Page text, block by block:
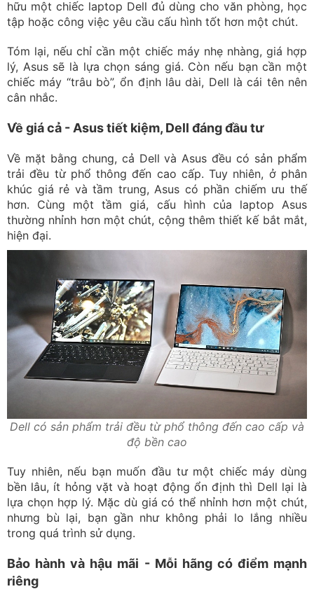
hữu một chiếc laptop Dell đủ dùng cho văn phòng, học
tập hoặc công việc yêu cầu cấu hình tốt hơn một chút.
Tóm lại, nếu chỉ cần một chiếc máy nhẹ nhàng, giá hợp
lý, Asus sẽ là lựa chọn sáng giá. Còn nếu bạn cần một
chiếc máy “trâu bò”, ổn định lâu dài, Dell là cái tên nên
cân nhắc.
Về giá cả - Asus tiết kiệm, Dell đáng đầu tư
Về mặt bằng chung, cả Dell và Asus đều có sản phẩm
trải đều từ phổ thông đến cao cấp. Tuy nhiên, ở phân
khúc giá rẻ và tầm trung, Asus có phần chiếm ưu thế
hơn. Cùng một tầm giá, cấu hình của laptop Asus
thường nhỉnh hơn một chút, cộng thêm thiết kế bắt mắt,
hiện đại.
Dell có sản phẩm trải đều từ phổ thông đến cao cấp và
độ bền cao
Tuy nhiên, nếu bạn muốn đầu tư một chiếc máy dùng
bền lâu, ít hỏng vặt và hoạt động ổn định thì Dell lại là
lựa chọn hợp lý. Mặc dù giá có thể nhỉnh hơn một chút,
nhưng bù lại, bạn gần như không phải lo lắng nhiều
trong quá trình sử dụng.
Bảo hành và hậu mãi - Mỗi hãng có điểm mạnh
riêng